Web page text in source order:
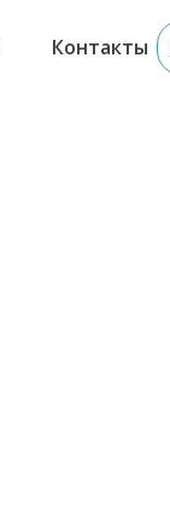
Контакты